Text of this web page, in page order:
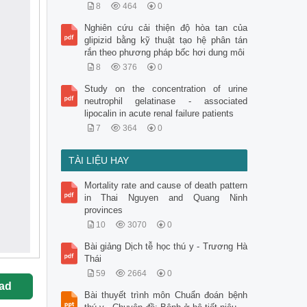
8 464 0
Nghiên cứu cải thiện độ hòa tan của
glipizid bằng kỹ thuật tạo hệ phân tán
rắn theo phương pháp bốc hơi dung môi
8 376 0
Study on the concentration of urine
neutrophil gelatinase - associated
lipocalin in acute renal failure patients
7 364 0
TÀI LIỆU HAY
Mortality rate and cause of death pattern
in Thai Nguyen and Quang Ninh
provinces
10 3070 0
Bài giảng Dịch tễ học thú y - Trương Hà
Thái
59 2664 0
Bài thuyết trình môn Chuẩn đoán bệnh